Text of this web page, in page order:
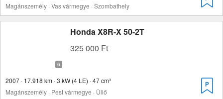
Magánszemély · Vas vármegye · Szombathely
Honda X8R-X 50-2T
325 000 Ft
2007 · 17.918 km · 3 kW (4 LE) · 47 cm³
Magánszemély · Pest vármegye · Üllő